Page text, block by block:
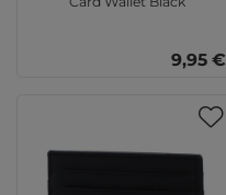
9,95 €